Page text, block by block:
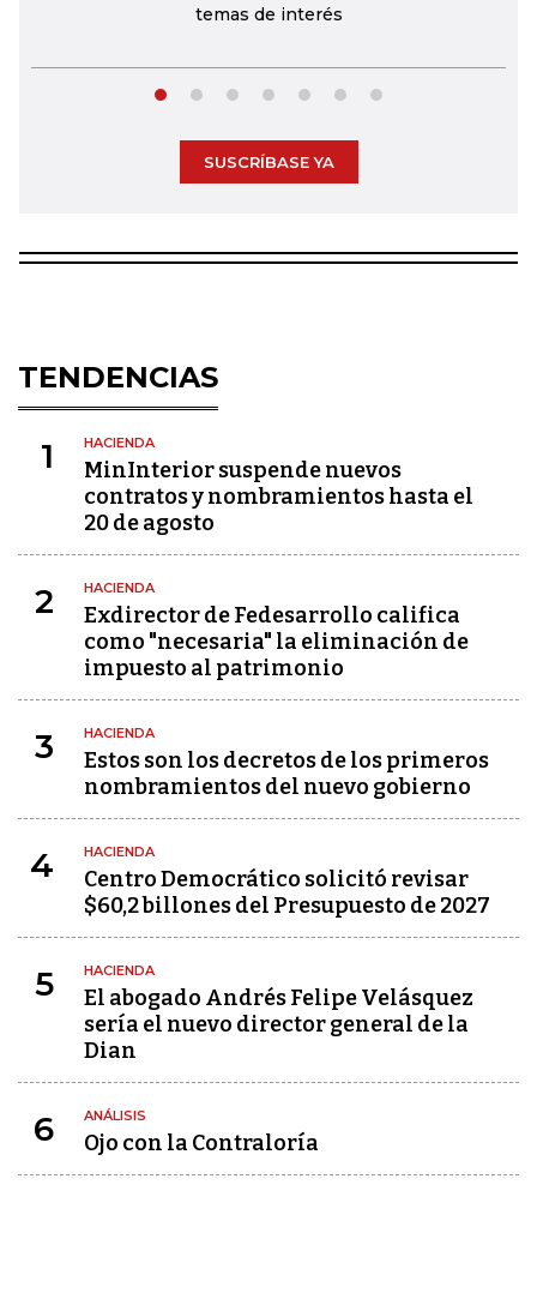
temas de interés
SUSCRÍBASE YA
TENDENCIAS
1 HACIENDA
MinInterior suspende nuevos
contratos y nombramientos hasta el
20 de agosto
2 HACIENDA
Exdirector de Fedesarrollo califica
como "necesaria" la eliminación de
impuesto al patrimonio
3 HACIENDA
Estos son los decretos de los primeros
nombramientos del nuevo gobierno
4 HACIENDA
Centro Democrático solicitó revisar
$60,2 billones del Presupuesto de 2027
5 HACIENDA
El abogado Andrés Felipe Velásquez
sería el nuevo director general de la
Dian
6 ANÁLISIS
Ojo con la Contraloría